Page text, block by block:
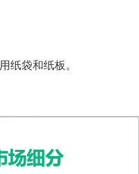
纸袋和纸板。